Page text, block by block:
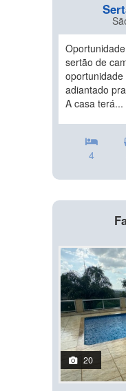
sertão de
adiantado
A casa terá...
4
20